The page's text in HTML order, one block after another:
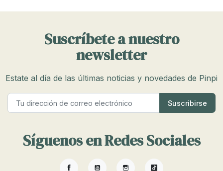
Suscríbete a nuestro
newsletter
Estate al día de las últimas noticias y novedades de Pinpi
Síguenos en Redes Sociales